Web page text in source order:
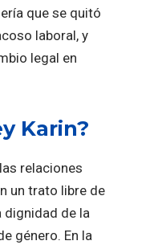
que se quitó
laboral, y
legal en
Karin?
relaciones
un trato libre de
dignidad de la
género. En la